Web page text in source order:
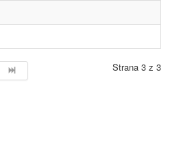
Strana 3 z 3